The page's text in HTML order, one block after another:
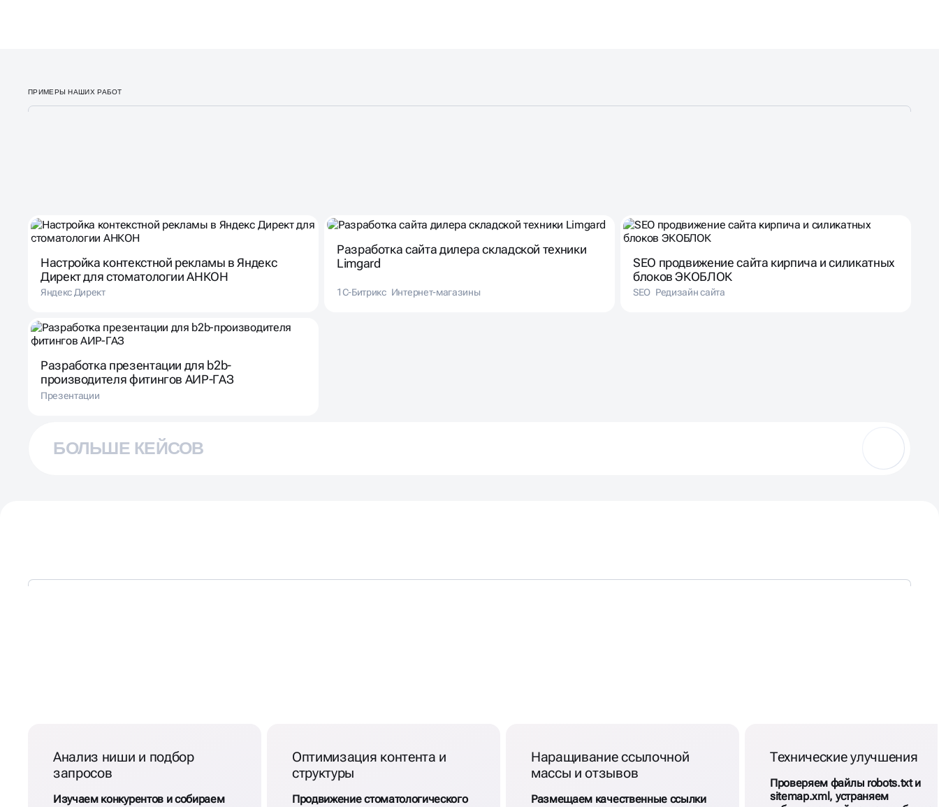
ПРИМЕРЫ НАШИХ РАБОТ
Настройка контекстной рекламы в Яндекс
Директ для стоматологии АНКОН
Яндекс Директ
Разработка сайта дилера складской техники
Limgard
1С-Битрикс Интернет-магазины
SEO продвижение сайта кирпича и силикатных
блоков ЭКОБЛОК
SEO Редизайн сайта
Разработка презентации для b2b-
производителя фитингов АИР-ГАЗ
Презентации
БОЛЬШЕ КЕЙСОВ
Анализ ниши и подбор
запросов
Изучаем конкурентов и собираем
Оптимизация контента и
структуры
Продвижение стоматологического
Наращивание ссылочной
массы и отзывов
Размещаем качественные ссылки
Технические улучшения
Проверяем файлы robots.txt и
sitemap.xml, устраняем